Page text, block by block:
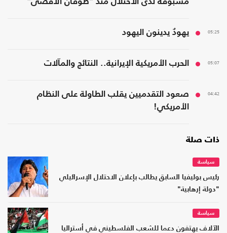
مسبوقة لدى الاحتلال منذ "طوفان الأقصى"
05:25 يهودٌ يدينون اليهود
05:07 الحرب الأمريكية الإيرانية.. النتائج والمآلات
04:42
صعود التقدميين يقلب الطاولة على النظام
الأمريكي!
ذات صلة
سياسة
رئيس بوليفيا السابق يطالب بإعلان الاحتلال الإسرائيلي
"دولة إرهابية"
سياسة
الآلاف يهتفون دعما للشعب الفلسطيني في أستراليا